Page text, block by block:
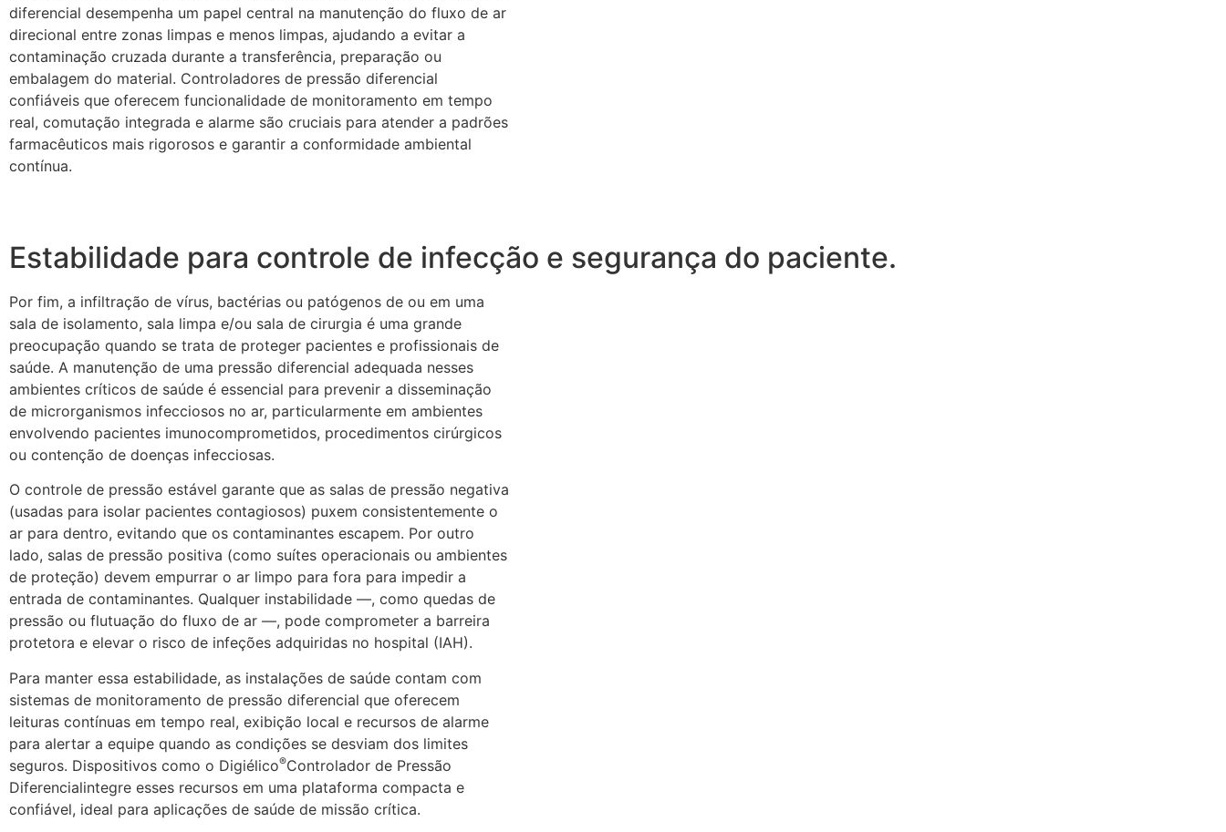
diferencial desempenha um papel central na manutenção do fluxo de ar
direcional entre zonas limpas e menos limpas, ajudando a evitar a
contaminação cruzada durante a transferência, preparação ou
embalagem do material. Controladores de pressão diferencial
confiáveis que oferecem funcionalidade de monitoramento em tempo
real, comutação integrada e alarme são cruciais para atender a padrões
farmacêuticos mais rigorosos e garantir a conformidade ambiental
contínua.
Estabilidade para controle de infecção e segurança do paciente.
Por fim, a infiltração de vírus, bactérias ou patógenos de ou em uma
sala de isolamento, sala limpa e/ou sala de cirurgia é uma grande
preocupação quando se trata de proteger pacientes e profissionais de
saúde. A manutenção de uma pressão diferencial adequada nesses
ambientes críticos de saúde é essencial para prevenir a disseminação
de microrganismos infecciosos no ar, particularmente em ambientes
envolvendo pacientes imunocomprometidos, procedimentos cirúrgicos
ou contenção de doenças infecciosas.
O controle de pressão estável garante que as salas de pressão negativa
(usadas para isolar pacientes contagiosos) puxem consistentemente o
ar para dentro, evitando que os contaminantes escapem. Por outro
lado, salas de pressão positiva (como suítes operacionais ou ambientes
de proteção) devem empurrar o ar limpo para fora para impedir a
entrada de contaminantes. Qualquer instabilidade —, como quedas de
pressão ou flutuação do fluxo de ar —, pode comprometer a barreira
protetora e elevar o risco de infeções adquiridas no hospital (IAH).
Para manter essa estabilidade, as instalações de saúde contam com
sistemas de monitoramento de pressão diferencial que oferecem
leituras contínuas em tempo real, exibição local e recursos de alarme
para alertar a equipe quando as condições se desviam dos limites
seguros. Dispositivos como o Digiélico®Controlador de Pressão
Diferencialintegre esses recursos em uma plataforma compacta e
confiável, ideal para aplicações de saúde de missão crítica.